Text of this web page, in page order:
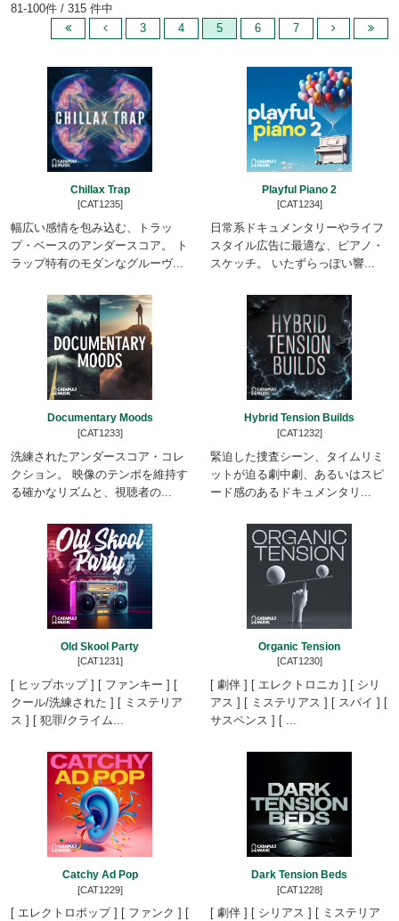
81-100件 / 315 件中
3
4 5 6 7
Chillax Trap
[CAT1235]
幅広い感情を包み込む、トラッ
プ・ベースのアンダースコア。 ト
ラップ特有のモダンなグルーヴ...
Playful Piano 2
[CAT1234]
日常系ドキュメンタリーやライフ
スタイル広告に最適な、ピアノ・
スケッチ。 いたずらっぽい響...
Documentary Moods
[CAT1233]
洗練されたアンダースコア・コレ
クション。 映像のテンポを維持す
る確かなリズムと、視聴者の...
Hybrid Tension Builds
[CAT1232]
緊迫した捜査シーン、タイムリミ
ットが迫る劇中劇、あるいはスピ
ード感のあるドキュメンタリ...
Old Skool Party
[CAT1231]
[ ヒップホップ ] [ ファンキー ] [
クール/洗練された ] [ ミステリア
ス ] [ 犯罪/クライム...
Organic Tension
[CAT1230]
[ 劇伴 ] [ エレクトロニカ ] [ シリ
アス ] [ ミステリアス ] [ スパイ ] [
サスペンス ] [ ...
Catchy Ad Pop
[CAT1229]
[ エレクトロポップ ] [ ファンク ] [
Dark Tension Beds
[CAT1228]
[ 劇伴 ] [ シリアス ] [ ミステリア